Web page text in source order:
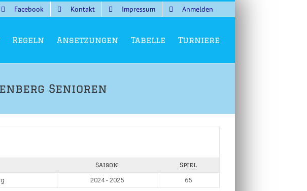
Facebook Kontakt Impressum Anmelden
Regeln Ansetzungen Tabelle Turniere
Senioren
Saison Spiel
2024 - 2025 65